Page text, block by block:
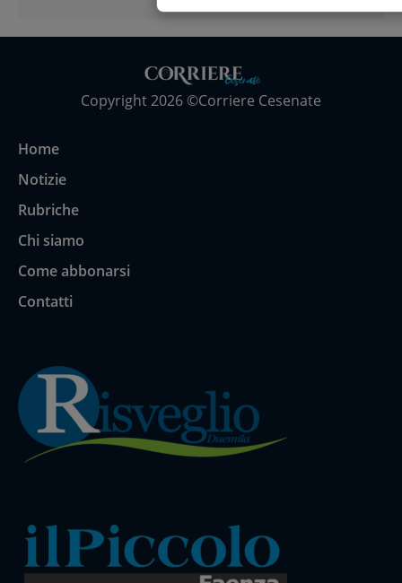
Copyright 2026 ©Corriere Cesenate
Home
Notizie
Rubriche
Chi siamo
Come abbonarsi
Contatti